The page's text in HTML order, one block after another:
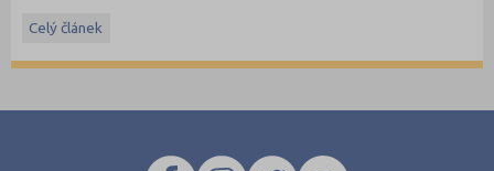
Stáhněte si ostré i ilustrační testy
Celý článek